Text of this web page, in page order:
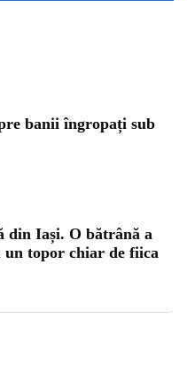
banii îngropați sub
din Iași. O bătrână a
un topor chiar de fiica